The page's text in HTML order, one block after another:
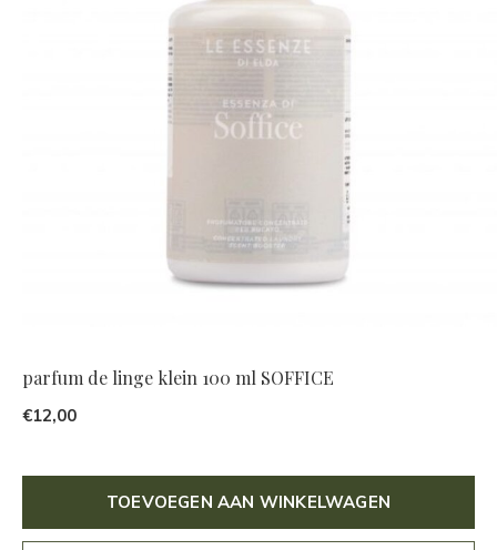
parfum de linge klein 100 ml SOFFICE
€12,00
TOEVOEGEN AAN WINKELWAGEN